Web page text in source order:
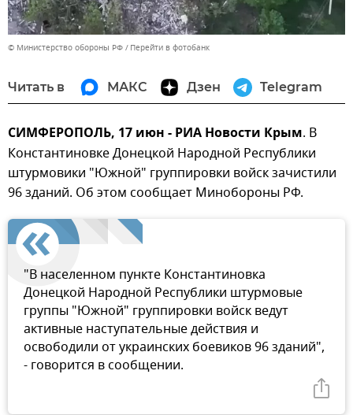
© Министерство обороны РФ Перейти в фотобанк
Читать в МАКС Дзен Telegram
СИМФЕРОПОЛЬ, 17 июн - РИА Новости Крым. В
Константиновке Донецкой Народной Республики
штурмовики "Южной" группировки войск зачистили
96 зданий. Об этом сообщает Минобороны РФ.
"В населенном пункте Константиновка
Донецкой Народной Республики штурмовые
группы "Южной" группировки войск ведут
активные наступательные действия и
освободили от украинских боевиков 96 зданий",
- говорится в сообщении.